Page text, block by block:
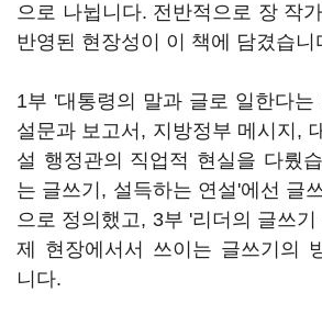
으로 나뉩니다. 전반적으로 장 작
반영된 현장성이 이 책에 담겼습니
1부 '대통령의 말과 글로 일한다는
설문과 보고서, 지방정부 메시지,
설 행정관의 직업적 현실을 다뤘
는 글쓰기, 설득하는 연설'에선 글
으로 정의했고, 3부 '리더의 글쓰
제 현장에서서 쓰이는 글쓰기의
니다.